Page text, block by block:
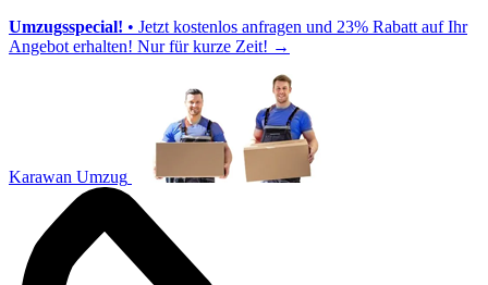
Umzugsspecial! • Jetzt kostenlos anfragen und 23% Rabatt auf Ihr
Angebot erhalten! Nur für kurze Zeit! →
Karawan Umzug